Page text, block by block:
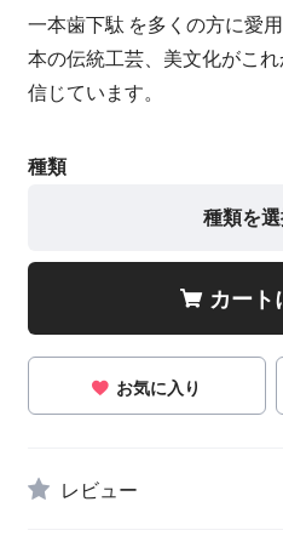
一本歯下駄 を多くの方に愛
本の伝統工芸、美文化がこ
信じています。
種類
種類を
カート
お気に入り
レビュー